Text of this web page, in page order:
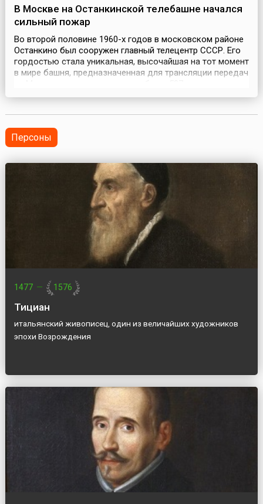
В Москве на Останкинской телебашне начался
сильный пожар
Во второй половине 1960-х годов в московском районе
Останкино был сооружен главный телецентр СССР. Его
гордостью стала уникальная, высочайшая на тот момент
в мире башня, предназначенная для трансляции передач
Особенностью ее конструкции было то, что невероятно
неглубоком, но широком и тяжелом основании...
Персоны
1477 — 1576
Тициан
итальянский живописец, один из величайших художников
эпохи Возрождения